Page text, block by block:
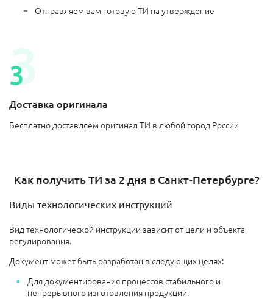
Отправляем вам готовую ТИ на утверждение
Доставка оригинала
Бесплатно доставляем оригинал ТИ в любой город России
Как получить ТИ за 2 дня в Санкт-Петербурге?
Виды технологических инструкций
Вид технологической инструкции зависит от цели и объекта
регулирования.
Документ может быть разработан в следующих целях:
Для документирования процессов стабильного и
непрерывного изготовления продукции.